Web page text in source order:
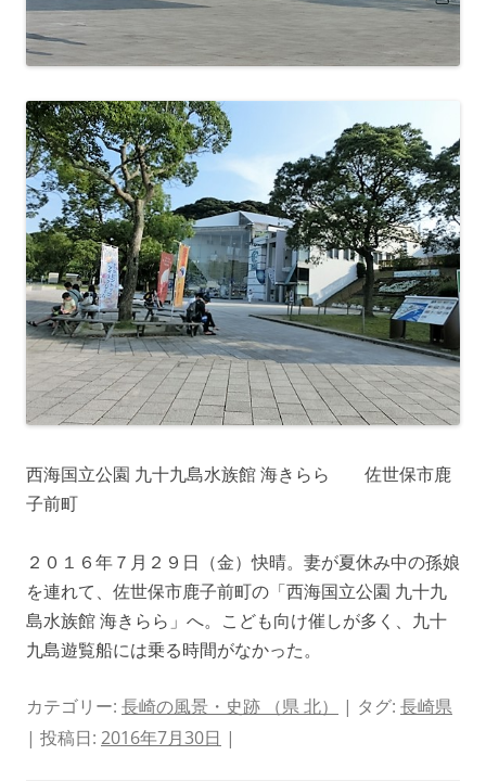
西海国立公園 九十九島水族館 海きらら 佐世保市鹿
子前町
２０１６年７月２９日（金）快晴。妻が夏休み中の孫娘
を連れて、佐世保市鹿子前町の「西海国立公園 九十九
島水族館 海きらら」へ。こども向け催しが多く、九十
九島遊覧船には乗る時間がなかった。
カテゴリー: 長崎の風景・史跡 （県 北） | タグ: 長崎県
| 投稿日: 2016年7月30日 |